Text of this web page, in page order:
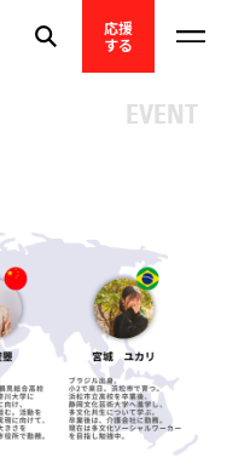
応援
する